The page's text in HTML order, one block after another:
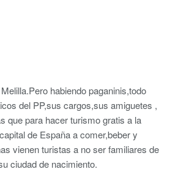
habiendo paganinis,todo
del PP,sus cargos,sus amiguetes ,
que para hacer turismo gratis a la
de España a comer,beber y
vienen turistas a no ser familiares de
ciudad de nacimiento.